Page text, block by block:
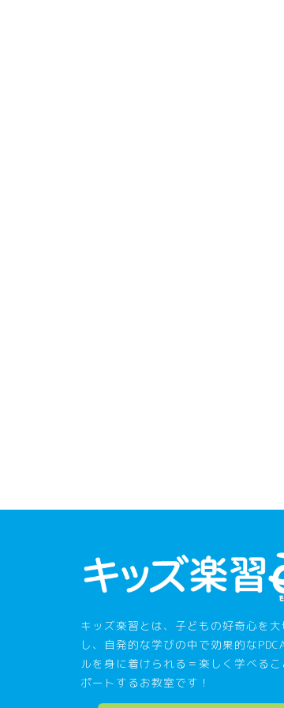
キッズ楽習とは、子どもの好奇心を大
し、自発的な学びの中で効果的な
ルを身に着けられる＝楽しく学べるこ
ポートするお教室です！